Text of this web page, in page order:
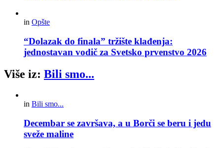
in Opšte
“Dolazak do finala” tržište klađenja:
jednostavan vodič za Svetsko prvenstvo 2026
Više iz: Bili smo...
in Bili smo...
Decembar se završava, a u Borči se beru i jedu
sveže maline